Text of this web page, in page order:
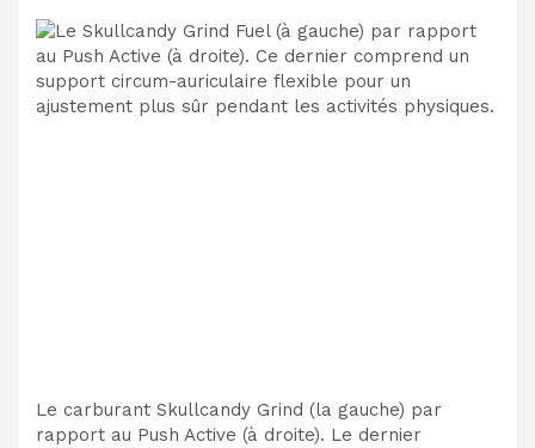
Le carburant Skullcandy Grind (la gauche) par
rapport au Push Active (à droite). Le dernier